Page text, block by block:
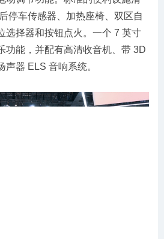
停车传感器、加热座椅、双区自
选择器和按钮点火。一个 7 英寸
功能，并配有高清收音机、带 3D
器 ELS 音响系统。